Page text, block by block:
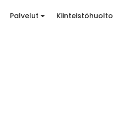
Palvelut Kiinteistöhuolto